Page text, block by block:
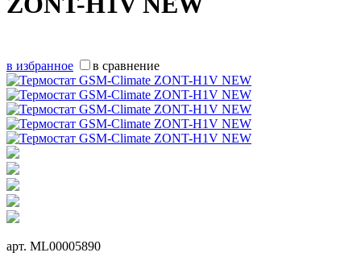
в избранное в сравнение
арт. ML00005890